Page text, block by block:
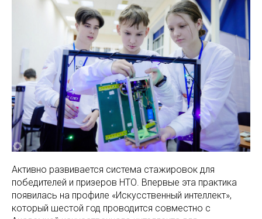
Активно развивается система стажировок для
победителей и призеров НТО. Впервые эта практика
появилась на профиле «Искусственный интеллект»,
который шестой год проводится совместно с